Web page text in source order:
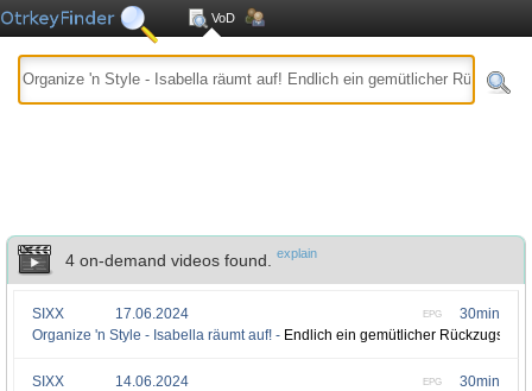
VoD
4 on-demand videos found. explain
30min
EPG
SIXX
17.06.2024
Organize 'n Style - Isabella räumt auf! - Endlich ein gemütlicher Rückzugsort
30min
EPG
SIXX
14.06.2024